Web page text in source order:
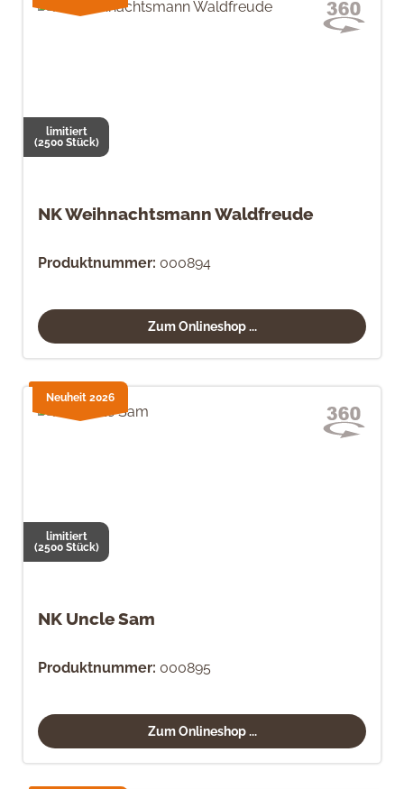
NK Weihnachtsmann Waldfreude
Produktnummer: 000894
Zum Onlineshop ...
limitiert
(2500 Stück)
NK Uncle Sam
Produktnummer: 000895
Zum Onlineshop ...
Neuheit 2026
limitiert
(2500 Stück)